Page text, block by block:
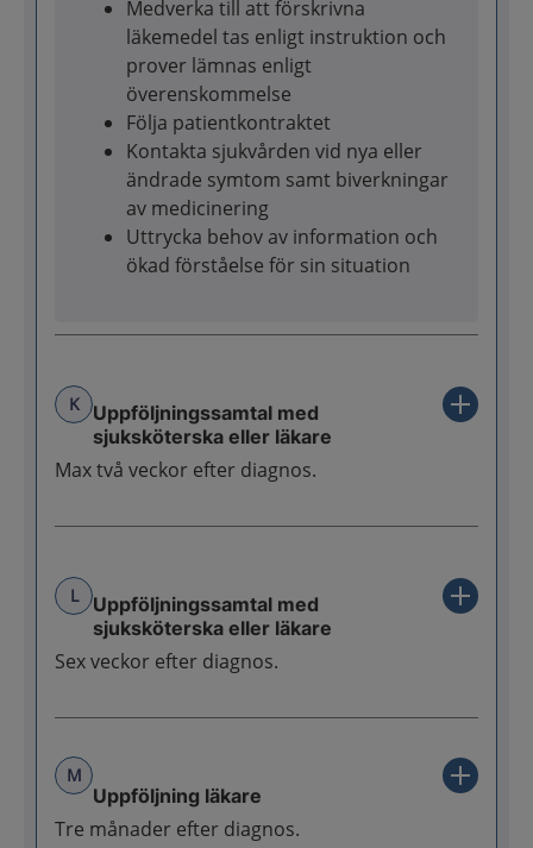
Medverka till att förskrivna
läkemedel tas enligt instruktion och
prover lämnas enligt
överenskommelse
Följa patientkontraktet
Kontakta sjukvården vid nya eller
ändrade symtom samt biverkningar
av medicinering
Uttrycka behov av information och
ökad förståelse för sin situation
K
Uppföljningssamtal med
sjuksköterska eller läkare
Max två veckor efter diagnos.
L
Uppföljningssamtal med
sjuksköterska eller läkare
Sex veckor efter diagnos.
M
Uppföljning läkare
Tre månader efter diagnos.